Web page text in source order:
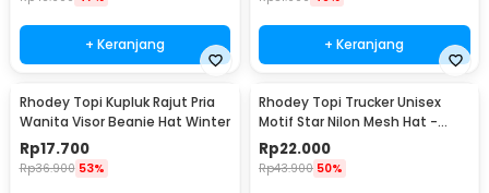
+ Keranjang + Keranjang
Rhodey Topi Kupluk Rajut Pria
Wanita Visor Beanie Hat Winter
Rp17.700
Rp36.900 53%
Rhodey Topi Trucker Unisex
Motif Star Nilon Mesh Hat -
SMT-ZHL23
Rp22.000
Rp43.900 50%